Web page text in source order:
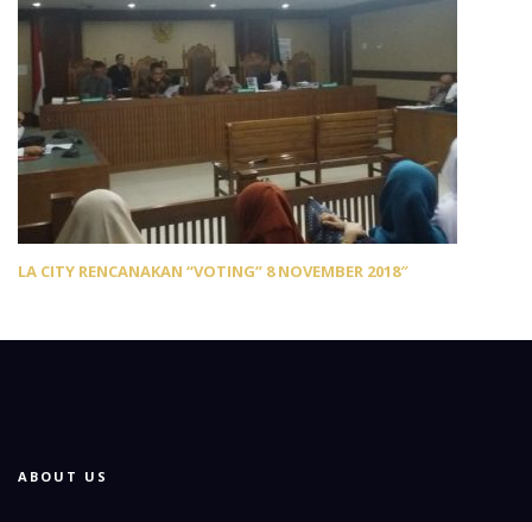
LA CITY RENCANAKAN “VOTING” 8 NOVEMBER 2018″
ABOUT US